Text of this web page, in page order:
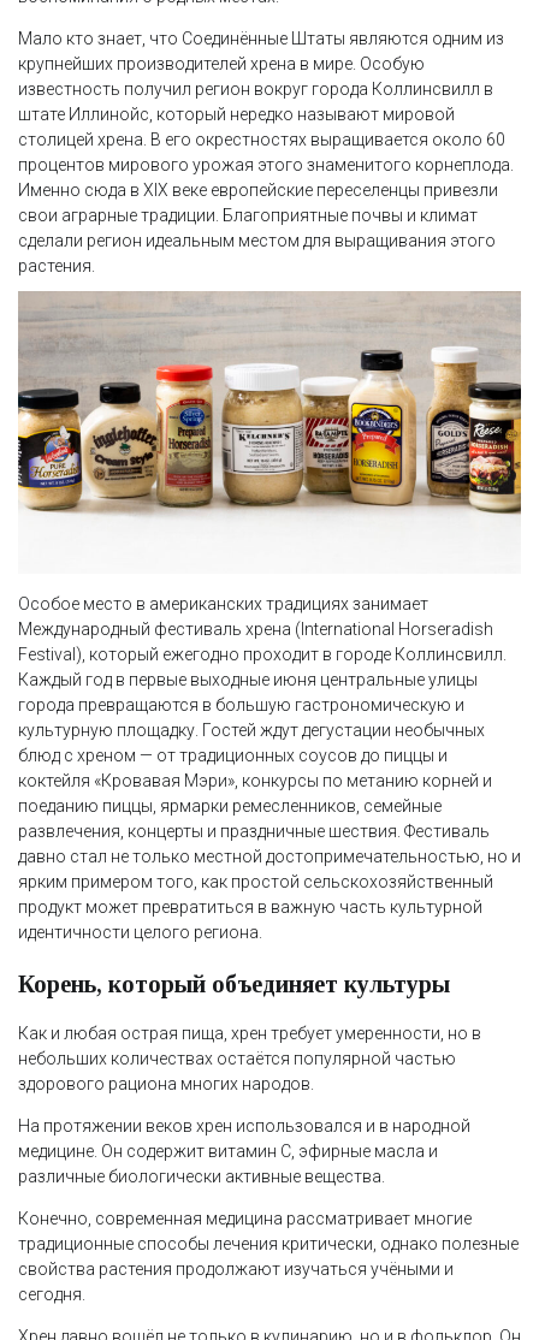
Мало кто знает, что Соединённые Штаты являются одним из
крупнейших производителей хрена в мире. Особую
известность получил регион вокруг города Коллинсвилл в
штате Иллинойс, который нередко называют мировой
столицей хрена. В его окрестностях выращивается около 60
процентов мирового урожая этого знаменитого корнеплода.
Именно сюда в XIX веке европейские переселенцы привезли
свои аграрные традиции. Благоприятные почвы и климат
сделали регион идеальным местом для выращивания этого
растения.
Особое место в американских традициях занимает
Международный фестиваль хрена (International Horseradish
Festival), который ежегодно проходит в городе Коллинсвилл.
Каждый год в первые выходные июня центральные улицы
города превращаются в большую гастрономическую и
культурную площадку. Гостей ждут дегустации необычных
блюд с хреном — от традиционных соусов до пиццы и
коктейля «Кровавая Мэри», конкурсы по метанию корней и
поеданию пиццы, ярмарки ремесленников, семейные
развлечения, концерты и праздничные шествия. Фестиваль
давно стал не только местной достопримечательностью, но и
ярким примером того, как простой сельскохозяйственный
продукт может превратиться в важную часть культурной
идентичности целого региона.
Корень, который объединяет культуры
Как и любая острая пища, хрен требует умеренности, но в
небольших количествах остаётся популярной частью
здорового рациона многих народов.
На протяжении веков хрен использовался и в народной
медицине. Он содержит витамин С, эфирные масла и
различные биологически активные вещества.
Конечно, современная медицина рассматривает многие
традиционные способы лечения критически, однако полезные
свойства растения продолжают изучаться учёными и
сегодня.